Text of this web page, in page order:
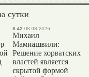
сутки
8:42 08.08.2026
Михаил
Мамиашвили:
Решение хорватских
властей является
скрытой формой